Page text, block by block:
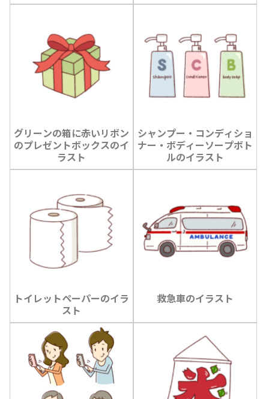
グリーンの箱に赤いリボン
のプレゼントボックスのイ
ラスト
シャンプー・コンディショ
ナー・ボディーソープボト
ルのイラスト
トイレットペーパーのイラ
スト
救急車のイラスト